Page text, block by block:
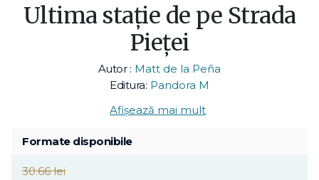
Ultima stație de pe Strada
Pieței
Autor : Matt de la Peña
Editura: Pandora M
Afișează mai mult
Formate disponibile
30.66 lei